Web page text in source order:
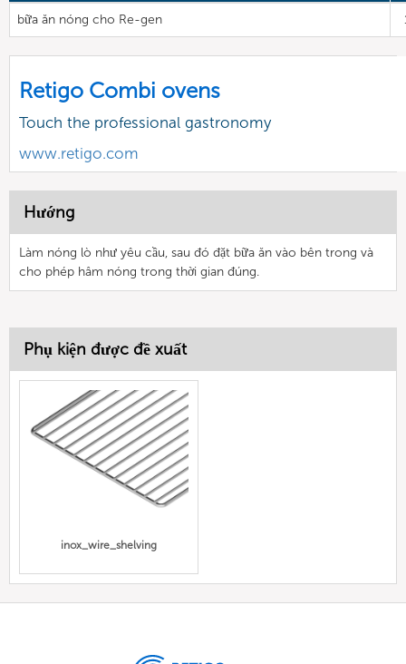
bữa ăn nóng cho Re-gen
Retigo Combi ovens
Touch the professional gastronomy
www.retigo.com
Hướng
Làm nóng lò như yêu cầu, sau đó đặt bữa ăn vào bên trong và
cho phép hâm nóng trong thời gian đúng.
Phụ kiện được đề xuất
inox_wire_shelving